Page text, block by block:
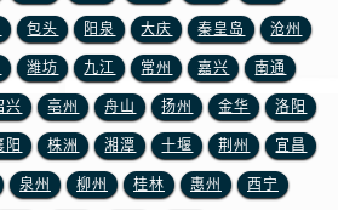
包头 阳泉 大庆 秦皇岛 沧州
潍坊 九江 常州 嘉兴 南通
兴 亳州 舟山 扬州 金华 洛阳
阳 株洲 湘潭 十堰 荆州 宜昌
泉州 柳州 桂林 惠州 西宁